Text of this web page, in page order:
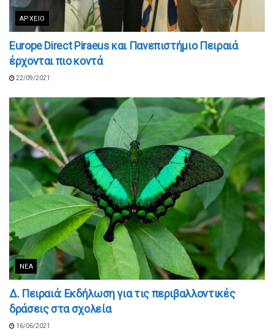
ΑΡΧΕΊΟ
Europe Direct Piraeus και Πανεπιστήμιο Πειραιά
έρχονται πιο κοντά
22/09/2021
ΝΈΑ
Δ. Πειραιά: Εκδήλωση για τις περιβαλλοντικές
δράσεις στα σχολεία
16/06/2021